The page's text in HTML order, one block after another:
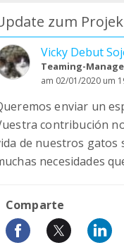
zum
Vicky Debut
Teaming-
am 02/01/2020 um
enviar un
contribución
de nuestros gatos
necesidades
Comparte